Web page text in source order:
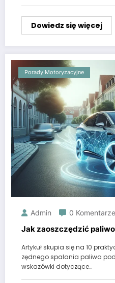
Dowiedz się więcej
Porady Motoryzacyjne
Admin 0 Komentarze
Jak zaoszczędzić
Artykuł skupia się na 10
zędnego spalania paliwa
wskazówki dotyczące…